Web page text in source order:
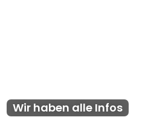
Wir haben alle Infos